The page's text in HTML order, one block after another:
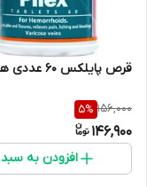
قرص پایلکس 60 عددی هیمالیا
156,000
5%
146,900
افزودن به سبد